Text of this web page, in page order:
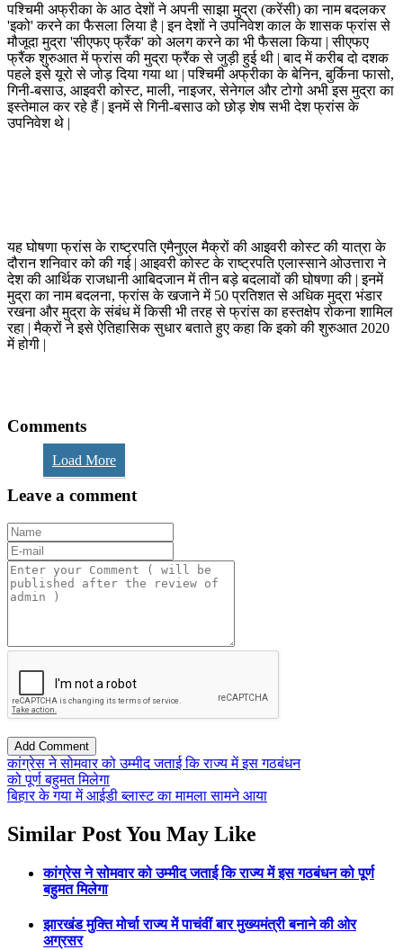
पश्चिमी अफ्रीका के आठ देशों ने अपनी साझा मुद्रा (करेंसी) का नाम बदलकर
'इको' करने का फैसला लिया है | इन देशों ने उपनिवेश काल के शासक फ्रांस से
मौजूदा मुद्रा 'सीएफए फ्रैंक' को अलग करने का भी फैसला किया | सीएफए
फ्रैंक शुरुआत में फ्रांस की मुद्रा फ्रैंक से जुड़ी हुई थी | बाद में करीब दो दशक
पहले इसे यूरो से जोड़ दिया गया था | पश्चिमी अफ्रीका के बेनिन, बुर्किना फासो,
गिनी-बसाउ, आइवरी कोस्ट, माली, नाइजर, सेनेगल और टोगो अभी इस मुद्रा का
इस्तेमाल कर रहे हैं | इनमें से गिनी-बसाउ को छोड़ शेष सभी देश फ्रांस के
उपनिवेश थे |
यह घोषणा फ्रांस के राष्ट्रपति एमैनुएल मैक्रों की आइवरी कोस्ट की यात्रा के
दौरान शनिवार को की गई | आइवरी कोस्ट के राष्ट्रपति एलास्साने ओउत्तारा ने
देश की आर्थिक राजधानी आबिदजान में तीन बड़े बदलावों की घोषणा की | इनमें
मुद्रा का नाम बदलना, फ्रांस के खजाने में 50 प्रतिशत से अधिक मुद्रा भंडार
रखना और मुद्रा के संबंध में किसी भी तरह से फ्रांस का हस्तक्षेप रोकना शामिल
रहा | मैक्रों ने इसे ऐतिहासिक सुधार बताते हुए कहा कि इको की शुरुआत 2020
में होगी |
Comments
Load More
Leave a comment
कांग्रेस ने सोमवार को उम्मीद जताई कि राज्य में इस गठबंधन
को पूर्ण बहुमत मिलेगा
बिहार के गया में आईडी ब्लास्ट का मामला सामने आया
Similar Post You May Like
कांग्रेस ने सोमवार को उम्मीद जताई कि राज्य में इस गठबंधन को पूर्ण
बहुमत मिलेगा
झारखंड मुक्ति मोर्चा राज्य में पाचंवीं बार मुख्यमंत्री बनाने की ओर
अग्रसर